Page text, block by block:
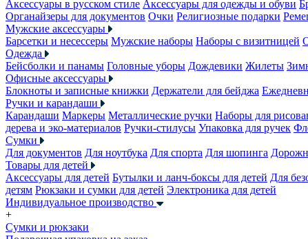
Аксессуары в русском стиле Аксессуары для одежды и обуви
Органайзеры для документов Очки Религиозные подарки
Мужские аксессуары
Барсетки и несессеры Мужские наборы Наборы с визитницей
Одежда
Бейсболки и панамы Головные уборы Дождевики Жилеты
Офисные аксессуары
Блокноты и записные книжки Держатели для бейджа
Ручки и карандаши
Карандаши Маркеры Металлические ручки Наборы для
дерева и эко-материалов Ручки-стилусы Упаковка для ручек
Сумки
Для документов Для ноутбука Для спорта Для шопинга
Товары для детей
Аксессуары для детей Бутылки и ланч-боксы для детей Для
детям Рюкзаки и сумки для детей Электроника для детей
Индивидуальное производство
+
Сумки и рюкзаки